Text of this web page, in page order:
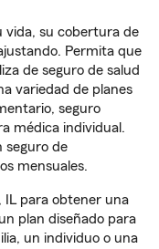
vida, su cobertura de
Permita que
de seguro de salud
variedad de planes
seguro
médica individual.
seguro de
mensuales.
IL para obtener una
plan diseñado para
un individuo o una